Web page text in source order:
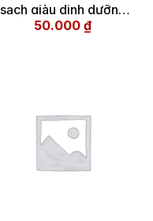
sạch giàu dinh dưỡng
tốt cho sức khỏe
50.000 ₫